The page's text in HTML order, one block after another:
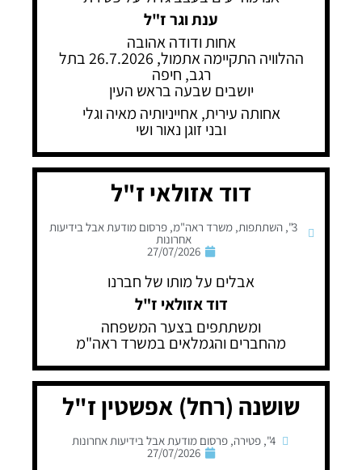
ענת וגר ז"ל
אחות ודודה אהובה
ההלוויה התקיימה אתמול, 26.7.2026 בתל
רגב, חיפה
יושבים שבעה בראש העין
אחותה עירית, אחייניותיה מאיה וגלי
ובני זוגן נאור ושי
דוד אזולאי ז"ל
3"
, השתתפות, משרד ראה"מ, פרסום מודעת אבל בידיעות
אחרונות
27/07/2026
אבלים על מותו של חברנו
דוד אזולאי ז"ל
ומשתתפים בצער המשפחה
מהחברים והגמלאים במשרד ראה"מ
שושנה (רחל) אפשטין ז"ל
4"
,פטירה,פרסום מודעת אבל בידיעות אחרונות
27/07/2026